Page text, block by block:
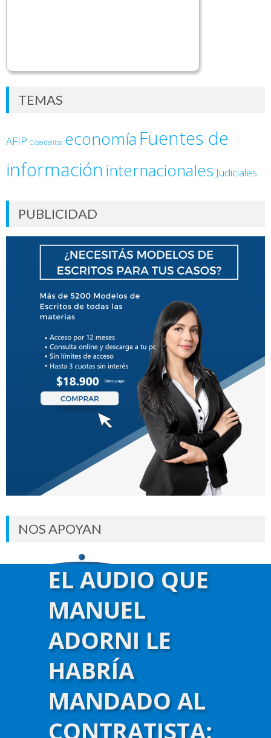
TEMAS
AFIP Ciberdelitos economía Fuentes de
información internacionales Judiciales
PUBLICIDAD
NOS APOYAN
EL AUDIO QUE
MANUEL
ADORNI LE
HABRÍA
MANDADO AL
CONTRATISTA: